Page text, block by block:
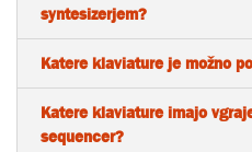
syntesizerjem?
Katere klaviature je možno
Katere klaviature imajo
sequencer?